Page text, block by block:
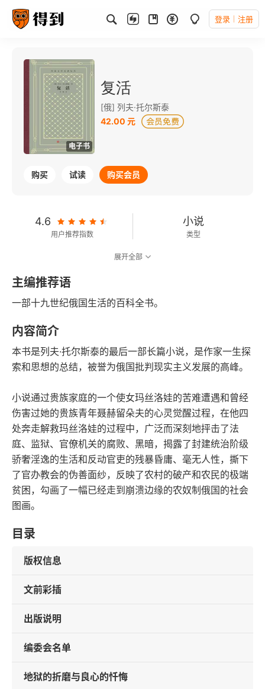
登录 注册
电子书
复活
[俄] 列夫·托尔斯泰
42.00 元
购买 试读 购买会员
4.6
用户推荐指数
小说
类型
316千字
字数
展开全部
主编推荐语
一部十九世纪俄国生活的百科全书。
内容简介
本书是列夫·托尔斯泰的最后一部长篇小说，是作家一生探
索和思想的总结，被誉为俄国批判现实主义发展的高峰。
小说通过贵族家庭的一个使女玛丝洛娃的苦难遭遇和曾经
伤害过她的贵族青年聂赫留朵夫的心灵觉醒过程，在他四
处奔走解救玛丝洛娃的过程中，广泛而深刻地抨击了法
庭、监狱、官僚机关的腐败、黑暗，揭露了封建统治阶级
骄奢淫逸的生活和反动官吏的残暴昏庸、毫无人性，撕下
了官办教会的伪善面纱，反映了农村的破产和农民的极端
贫困，勾画了一幅已经走到崩溃边缘的农奴制俄国的社会
图画。
目录
版权信息
文前彩插
出版说明
编委会名单
地狱的折磨与良心的忏悔